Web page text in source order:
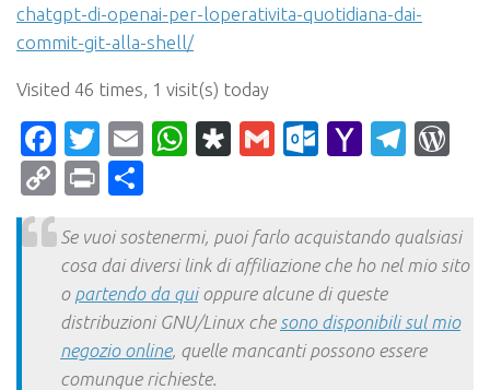
chatgpt-di-openai-per-loperativita-quotidiana-dai-
commit-git-alla-shell/
Visited 46 times, 1 visit(s) today
Facebook
Twitter
EmailWhatsApp
Diaspora
Gmail Yahoo
CopyPrint
Se vuoi sostenermi, puoi farlo acquistando qualsiasi
cosa dai diversi link di affiliazione che ho nel mio sito
o partendo da quioppure alcune di queste
distribuzioni GNU/Linux che sono disponibili sul mio
negozio online, quelle mancanti possono essere
comunque richieste.